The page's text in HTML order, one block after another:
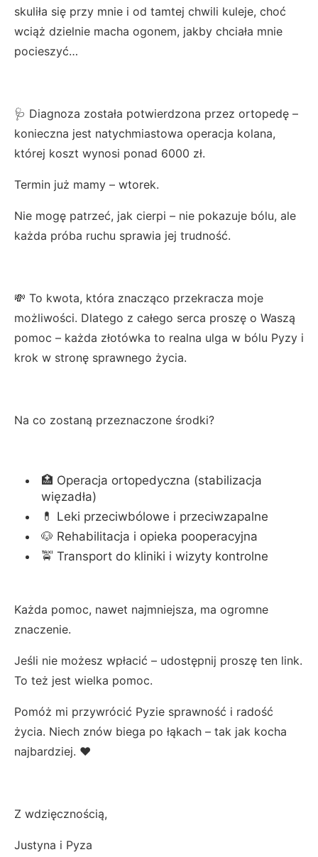
skuliła się przy mnie i od tamtej chwili kuleje, choć
wciąż dzielnie macha ogonem, jakby chciała mnie
pocieszyć…
🩺 Diagnoza została potwierdzona przez ortopedę –
konieczna jest natychmiastowa operacja kolana,
której koszt wynosi ponad 6000 zł.
Termin już mamy – wtorek.
Nie mogę patrzeć, jak cierpi – nie pokazuje bólu, ale
każda próba ruchu sprawia jej trudność.
💸 To kwota, która znacząco przekracza moje
możliwości. Dlatego z całego serca proszę o Waszą
pomoc – każda złotówka to realna ulga w bólu Pyzy i
krok w stronę sprawnego życia.
Na co zostaną przeznaczone środki?
🏥 Operacja ortopedyczna (stabilizacja
więzadła)
💊 Leki przeciwbólowe i przeciwzapalne
🐶 Rehabilitacja i opieka pooperacyjna
🚖 Transport do kliniki i wizyty kontrolne
Każda pomoc, nawet najmniejsza, ma ogromne
znaczenie.
Jeśli nie możesz wpłacić – udostępnij proszę ten link.
To też jest wielka pomoc.
Pomóż mi przywrócić Pyzie sprawność i radość
życia. Niech znów biega po łąkach – tak jak kocha
najbardziej. ❤️
Z wdzięcznością,
Justyna i Pyza